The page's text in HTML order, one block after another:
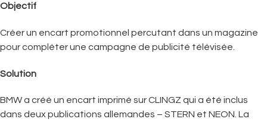
Objectif
Créer un encart promotionnel percutant dans un magazine
pour compléter une campagne de publicité télévisée.
Solution
BMW a créé un encart imprimé sur CLINGZ qui a été inclus
dans deux publications allemandes – STERN et NEON. La